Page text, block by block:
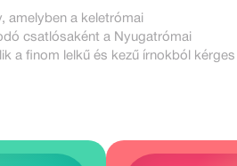
amelyben a keletrómai
csatlósaként a Nyugatrómai
a finom lelkű és kezű írnokból kérges